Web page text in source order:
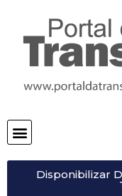
Disponibilizar